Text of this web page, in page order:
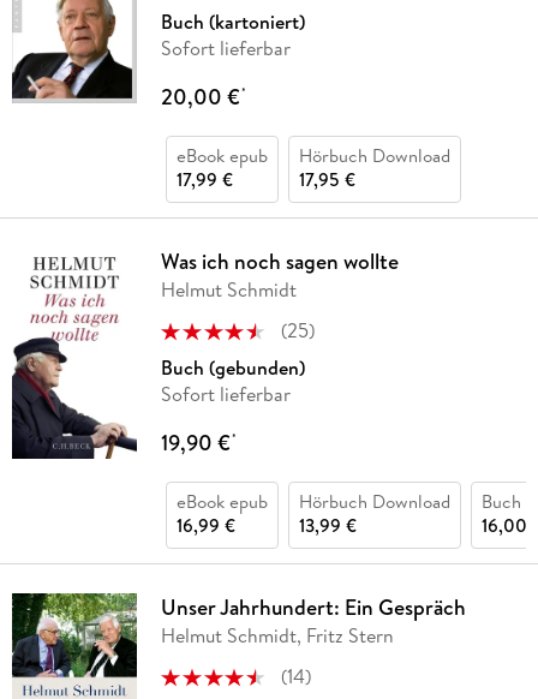
Buch (kartoniert)
Sofort lieferbar
20,00 €*
eBook epub
17,99 €
Hörbuch Download
17,95 €
Was ich noch sagen wollte
Helmut Schmidt
(25)
Buch (gebunden)
Sofort lieferbar
19,90 €*
eBook epub
16,99 €
Hörbuch Download
13,99 €
Buch
16,00
Unser Jahrhundert: Ein Gespräch
Helmut Schmidt, Fritz Stern
(14)